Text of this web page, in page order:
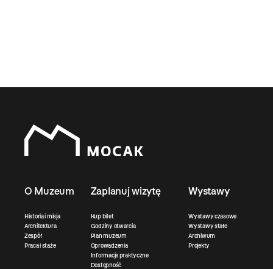
O Muzeum
Historia i misja
Architektura
Zespół
Praca i staże
Zaplanuj wizytę
Kup bilet
Godziny otwarcia
Plan muzeum
Oprowadzenia
Informacje praktyczne
Dostępność
Wystawy
Wystawy czasowe
Wystawy stałe
Archiwum
Projekty